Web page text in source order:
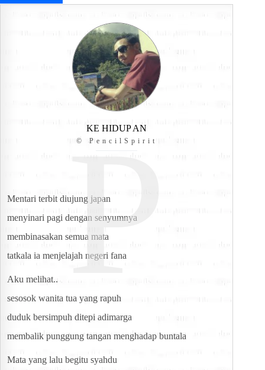
P
KE HIDUP AN
© PencilSpirit
Mentari terbit diujung japan
menyinari pagi dengan senyumnya
membinasakan semua mata
tatkala ia menjelajah negeri fana
Aku melihat..
sesosok wanita tua yang rapuh
duduk bersimpuh ditepi adimarga
membalik punggung tangan menghadap buntala
Mata yang lalu begitu syahdu